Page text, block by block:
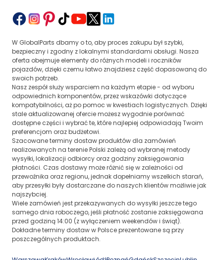
W GlobalParts dbamy o to, aby proces zakupu był szybki,
bezpieczny i zgodny z lokalnymi standardami obsługi. Nasza
oferta obejmuje elementy do różnych modeli i roczników
pojazdów, dzięki czemu łatwo znajdziesz część dopasowaną do
swoich potrzeb.
Nasz zespół służy wsparciem na każdym etapie - od wyboru
odpowiednich komponentów, przez wskazówki dotyczące
kompatybilności, aż po pomoc w kwestiach logistycznych. Dzięki
stale aktualizowanej ofercie możesz wygodnie porównać
dostępne części i wybrać te, które najlepiej odpowiadają Twoim
preferencjom oraz budżetowi.
Szacowane terminy dostaw produktów dla zamówień
realizowanych na terenie Polski zależą od wybranej metody
wysyłki, lokalizacji odbiorcy oraz godziny zaksięgowania
płatności. Czas dostawy może różnić się w zależności od
przewoźnika oraz regionu, jednak dopełniamy wszelkich starań,
aby przesyłki były dostarczane do naszych klientów możliwie jak
najszybciej.
Wiele zamówień jest przekazywanych do wysyłki jeszcze tego
samego dnia roboczego, jeśli płatność zostanie zaksięgowana
przed godziną 14:00 (z wyłączeniem weekendów i świąt).
Dokładne terminy dostaw w Polsce prezentowane są przy
poszczególnych produktach.